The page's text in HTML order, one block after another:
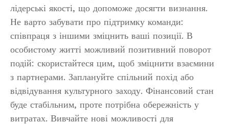
лідерські якості, що допоможе досягти визнання.
Не варто забувати про підтримку команди:
співпраця з іншими зміцнить ваші позиції. В
особистому житті можливий позитивний поворот
подій: скористайтеся цим, щоб зміцнити взаємини
з партнерами. Заплануйте спільний похід або
відвідування культурного заходу. Фінансовий стан
буде стабільним, проте потрібна обережність у
витратах. Вивчайте нові можливості для